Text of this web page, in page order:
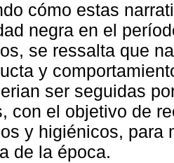
cómo estas
negra en el
se ressalta que
y
ser seguidas
con el objetivo de
y higiénicos, para
de la época.